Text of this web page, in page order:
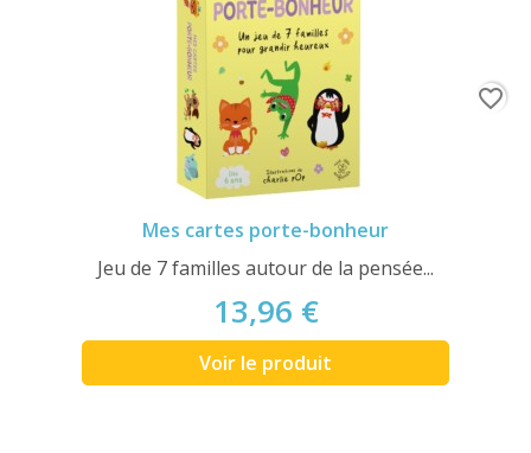
Mes cartes porte-bonheur
Jeu de 7 familles autour de la pensée...
13,96 €
Voir le produit
favorite_border